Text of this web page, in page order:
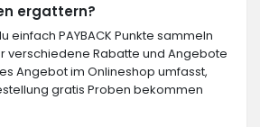
ergattern?
einfach PAYBACK Punkte sammeln
verschiedene Rabatte und Angebote
Angebot im Onlineshop umfasst,
gratis Proben bekommen